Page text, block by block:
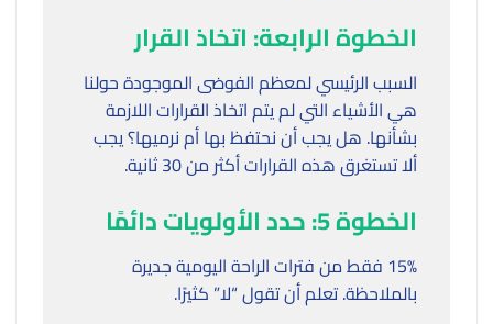
الخطوة الرابعة: اتخاذ القرار
السبب الرئيسي لمعظم الفوضى الموجودة حولنا
هي الأشياء التي لم يتم اتخاذ القرارات اللازمة
بشأنها. هل يجب أن نحتفظ بها أم نرميها؟ يجب
ألا تستغرق هذه القرارات أكثر من 30 ثانية.
الخطوة 5: حدد الأولويات دائمًا
15% فقط من فترات الراحة اليومية جديرة
بالملاحظة. تعلم أن تقول “لا” كثيرًا.